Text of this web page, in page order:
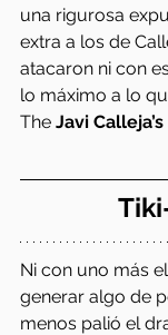
una rigurosa
extra a los de
atacaron ni con
lo máximo a lo
The Javi Calleja’s
Ni con uno más
generar algo de
menos palió el